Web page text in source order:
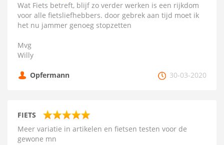
Wat Fiets betreft, blijf zo verder werken is een rijkdom
voor alle fietsliefhebbers. door gebrek aan tijd moet ik
het nu jammer genoeg stopzetten
Mvg
Willy
Opfermann 30-03-2020
FIETS
Meer variatie in artikelen en fietsen testen voor de
gewone mn